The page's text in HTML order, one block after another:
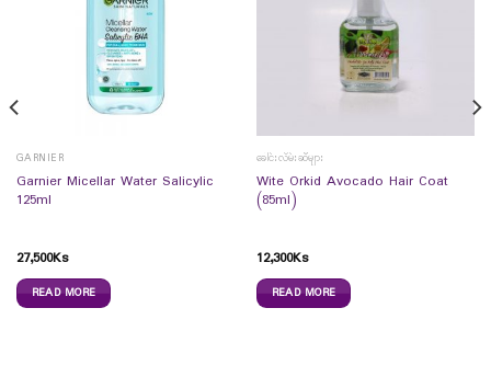
GARNIER
Garnier Micellar Water Salicylic
125ml
27,500Ks
READ MORE
ခေါင်းလိမ်းဆီများ
Wite Orkid Avocado Hair Coat
(85ml)
12,300Ks
READ MORE